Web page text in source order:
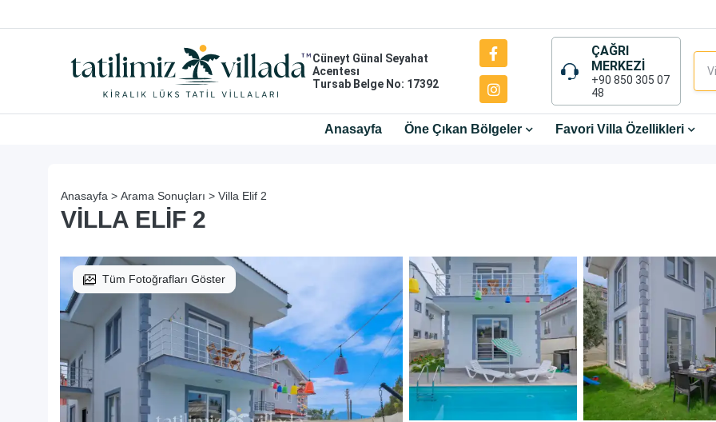
Cüneyt Günal Seyahat
Acentesı
Tursab Belge No: 17392
ÇAĞRI
MERKEZİ
+90 850 305 07
48
Anasayfa Öne Çıkan Bölgeler Favori Villa Özellikleri
Anasayfa > Arama Sonuçları > Villa Elif 2
VILLA ELIF 2
Tüm Fotoğrafları Göster